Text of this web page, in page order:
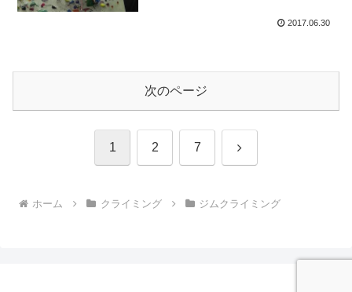
2017.06.30
次のページ
1 2 7 次
ホーム クライミング ジムクライミング